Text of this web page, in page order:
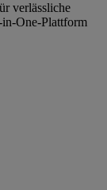
verlässliche
One-Plattform